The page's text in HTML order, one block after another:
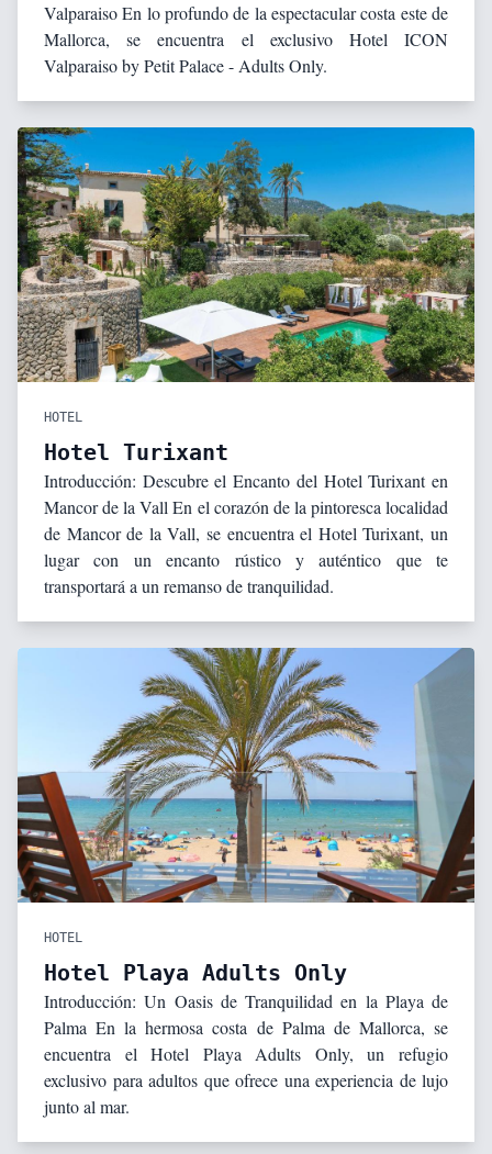
Valparaiso En lo profundo de la espectacular costa este de
Mallorca, se encuentra el exclusivo Hotel ICON
Valparaiso by Petit Palace - Adults Only.
HOTEL
Hotel Turixant
Introducción: Descubre el Encanto del Hotel Turixant en
Mancor de la Vall En el corazón de la pintoresca localidad
de Mancor de la Vall, se encuentra el Hotel Turixant, un
lugar con un encanto rústico y auténtico que te
transportará a un remanso de tranquilidad.
HOTEL
Hotel Playa Adults Only
Introducción: Un Oasis de Tranquilidad en la Playa de
Palma En la hermosa costa de Palma de Mallorca, se
encuentra el Hotel Playa Adults Only, un refugio
exclusivo para adultos que ofrece una experiencia de lujo
junto al mar.